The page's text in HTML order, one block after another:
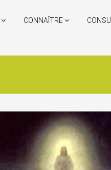
CONNAÎTRE